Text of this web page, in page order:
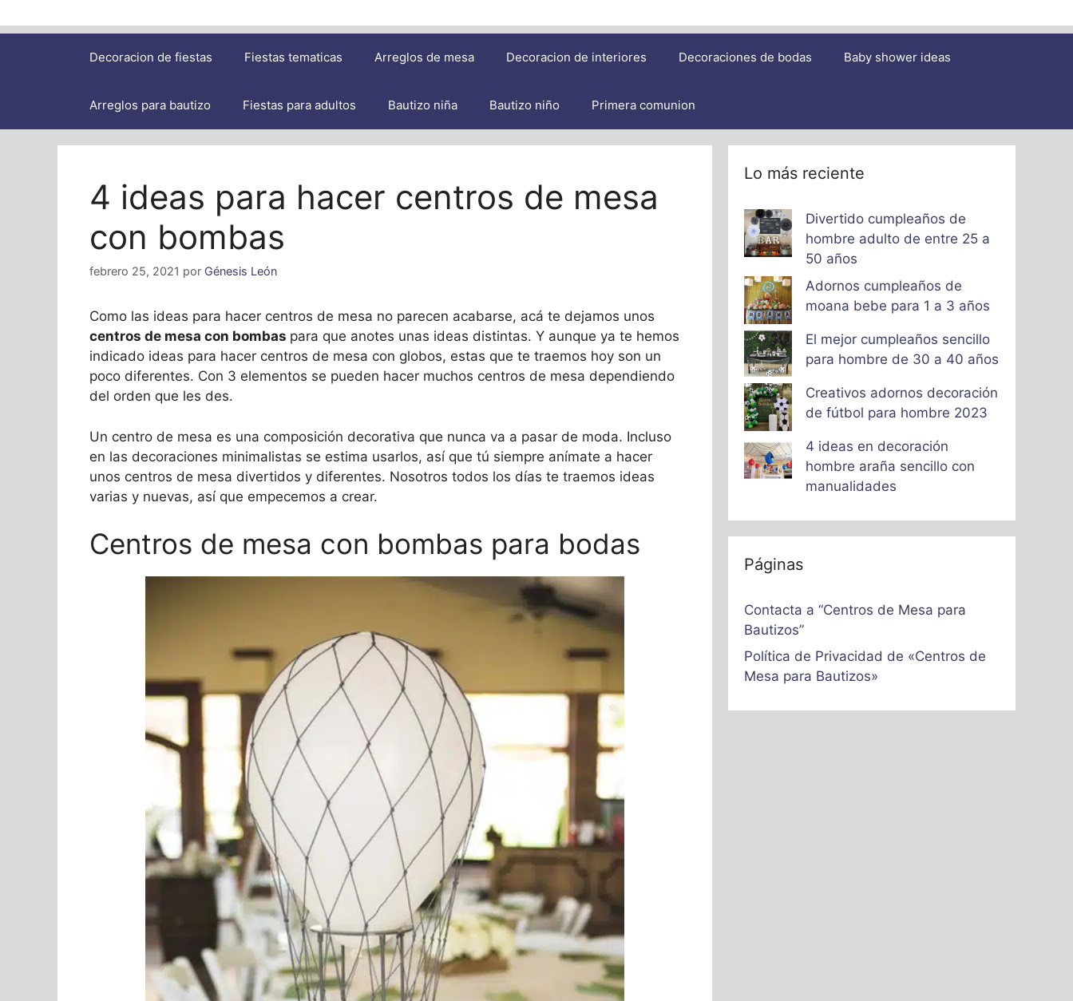
Decoracion de fiestas Fiestas tematicas Arreglos de mesa Decoracion de interiores Decoraciones de bodas Baby shower ideas
Arreglos para bautizo Fiestas para adultos Bautizo niña Bautizo niño Primera comunion
4 ideas para hacer centros de mesa
con bombas
febrero 25, 2021 por Génesis León
Como las ideas para hacer centros de mesa no parecen acabarse, acá te dejamos unos
centros de mesa con bombas para que anotes unas ideas distintas. Y aunque ya te hemos
indicado ideas para hacer centros de mesa con globos, estas que te traemos hoy son un
poco diferentes. Con 3 elementos se pueden hacer muchos centros de mesa dependiendo
del orden que les des.
Un centro de mesa es una composición decorativa que nunca va a pasar de moda. Incluso
en las decoraciones minimalistas se estima usarlos, así que tú siempre anímate a hacer
unos centros de mesa divertidos y diferentes. Nosotros todos los días te traemos ideas
varias y nuevas, así que empecemos a crear.
Centros de mesa con bombas para bodas
Lo más reciente
Divertido cumpleaños de
hombre adulto de entre 25 a
50 años
Adornos cumpleaños de
moana bebe para 1 a 3 años
El mejor cumpleaños sencillo
para hombre de 30 a 40 años
Creativos adornos decoración
de fútbol para hombre 2023
4 ideas en decoración
hombre araña sencillo con
manualidades
Páginas
Contacta a “Centros de Mesa para
Bautizos”
Política de Privacidad de «Centros de
Mesa para Bautizos»